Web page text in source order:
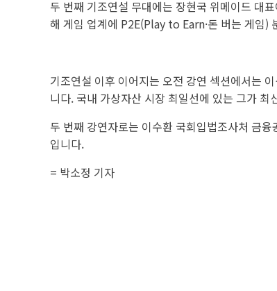
두 번째 기조연설 무대에는 장현국 위메이드 대
해 게임 업계에 P2E(Play to Earn·돈 버는 게임)
기조연설 이후 이어지는 오전 강연 섹션에서는
니다. 국내 가상자산 시장 최일선에 있는 그가 최
두 번째 강연자로는 이수환 국회입법조사처 금
입니다.
= 박소정 기자